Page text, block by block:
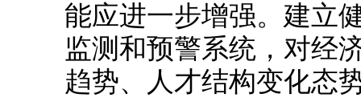
能应进一步增强。建立
监测和预警系统，对经
趋势、人才结构变化态